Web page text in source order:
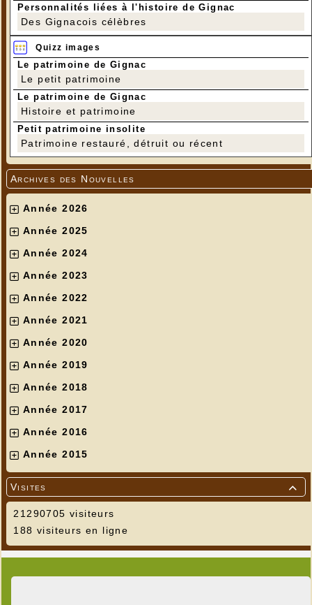
Personnalités liées à l'histoire de Gignac
Des Gignacois célèbres
Quizz images
Le patrimoine de Gignac
Le petit patrimoine
Le patrimoine de Gignac
Histoire et patrimoine
Petit patrimoine insolite
Patrimoine restauré, détruit ou récent
Archives des Nouvelles
Année 2026
Année 2025
Année 2024
Année 2023
Année 2022
Année 2021
Année 2020
Année 2019
Année 2018
Année 2017
Année 2016
Année 2015

Visites
21290705 visiteurs
188 visiteurs en ligne